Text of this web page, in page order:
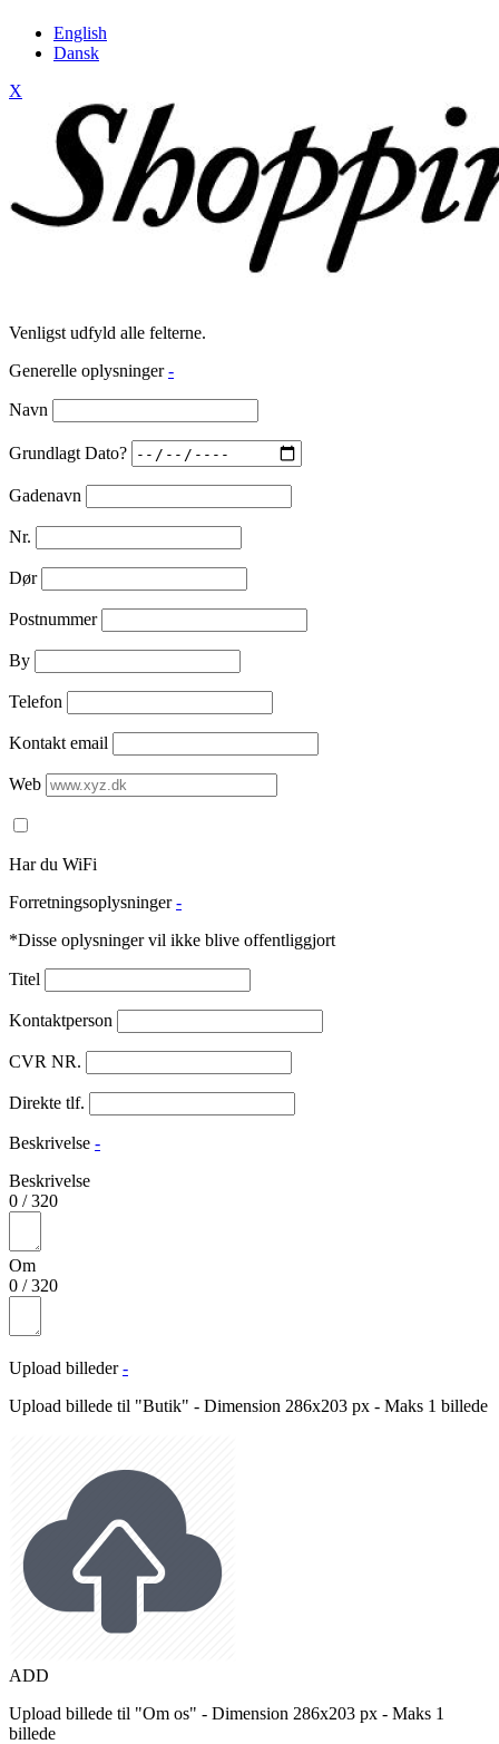
English
Dansk
X
Venligst udfyld alle felterne.
Generelle oplysninger -
Navn
Grundlagt Dato?
Gadenavn
Nr.
Dør
Postnummer
By
Telefon
Kontakt email
Web
Har du WiFi
Forretningsoplysninger -
*Disse oplysninger vil ikke blive offentliggjort
Titel
Kontaktperson
CVR NR.
Direkte tlf.
Beskrivelse -
Beskrivelse
0 /320
Om
0 /320
Upload billeder -
Upload billede til "Butik" - Dimension 286x203 px - Maks 1 billede
ADD
Upload billede til "Om os" - Dimension 286x203 px - Maks 1
billede